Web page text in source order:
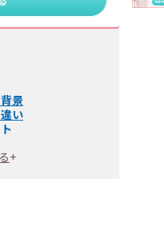
景
い
つながる可能性がある
+